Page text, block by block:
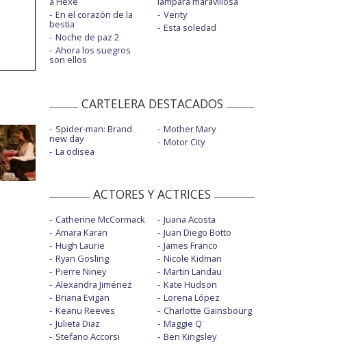
En el corazón de la
bestia
Noche de paz 2
Ahora los suegros
son ellos
Verity
Esta soledad
CARTELERA DESTACADOS
Spider-man: Brand
new day
La odisea
Mother Mary
Motor City
ACTORES Y ACTRICES
Catherine McCormack
Amara Karan
Hugh Laurie
Ryan Gosling
Pierre Niney
Alexandra Jiménez
Briana Evigan
Keanu Reeves
Julieta Diaz
Stefano Accorsi
Juana Acosta
Juan Diego Botto
James Franco
Nicole Kidman
Martin Landau
Kate Hudson
Lorena López
Charlotte Gainsbourg
Maggie Q
Ben Kingsley